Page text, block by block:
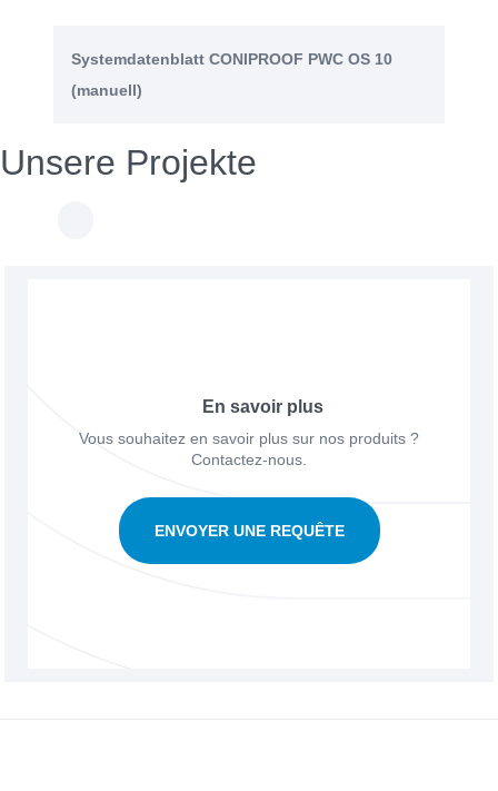
Systemdatenblatt CONIPROOF PWC OS 10
(manuell)
Unsere Projekte
En savoir plus
Vous souhaitez en savoir plus sur nos produits ?
Contactez-nous.
ENVOYER UNE REQUÊTE